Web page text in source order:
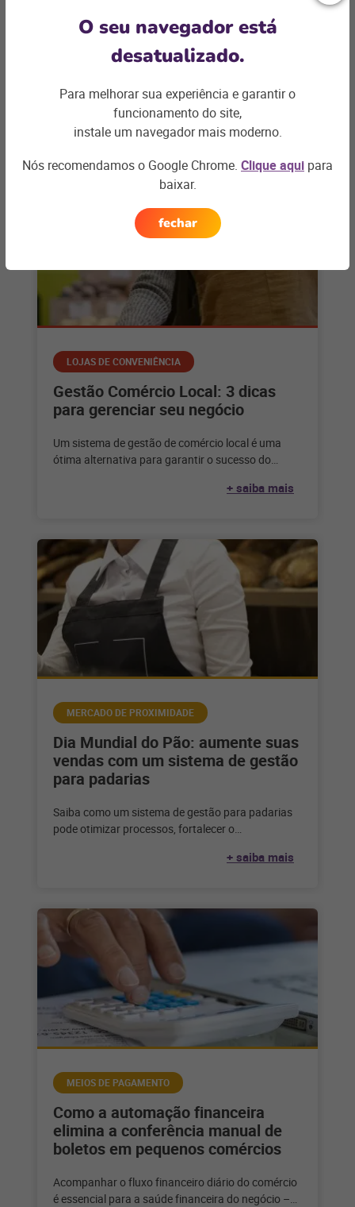
Entre em contato
Artigos relacionados
LOJAS DE CONVENIÊNCIA
Gestão Comércio Local: 3 dicas
para gerenciar seu negócio
Um sistema de gestão de comércio local é uma
ótima alternativa para garantir o sucesso do
+ saiba mais
MERCADO DE PROXIMIDADE
Dia Mundial do Pão: aumente suas
vendas com um sistema de gestão
para padarias
Saiba como um sistema de gestão para padarias
pode otimizar processos, fortalecer o
+ saiba mais
MEIOS DE PAGAMENTO
Como a automação financeira
elimina a conferência manual de
boletos em pequenos comércios
Acompanhar o fluxo financeiro diário do comércio
é essencial para a saúde financeira do negócio –
O seu navegador está
desatualizado.
Para melhorar sua experiência e garantir o
funcionamento do site,
instale um navegador mais moderno.
Nós recomendamos o Google Chrome. Clique aqui para
baixar.
fechar